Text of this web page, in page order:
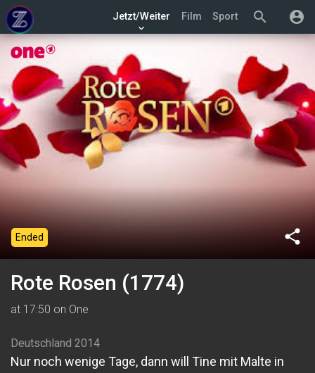
search account_circle
Jetzt/Weiter
keyboard_arrow_down
Film Sport
share
Ended
Rote Rosen (1774)
at 17:50 on One
Deutschland 2014
Nur noch wenige Tage, dann will Tine mit Malte in